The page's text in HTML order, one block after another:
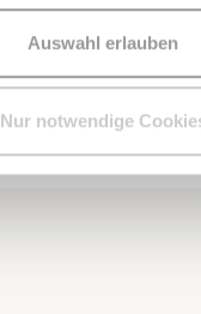
Auswahl erlauben
Nur notwendige